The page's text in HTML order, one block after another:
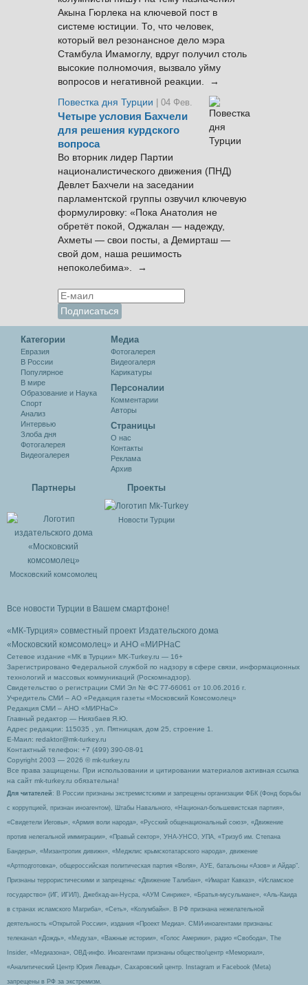
Акына Гюрлека на ключевой пост в
системе юстиции. То, что человек,
который вел резонансное дело мэра
Стамбула Имамоглу, вдруг получил столь
высокие полномочия, вызвало уйму
вопросов и негативной реакции. →
Повестка дня Турции
| 04 Фев.
Четыре условия Бахчели
для решения курдского
вопроса
Во вторник лидер Партии
националистического движения (ПНД)
Девлет Бахчели на заседании
парламентской группы озвучил ключевую
формулировку: «Пока Анатолия не
обретёт покой, Оджалан — надежду,
Ахметы — свои посты, а Демирташ —
свой дом, наша решимость
непоколебима». →
Категории
Евразия
В России
Популярное
В мире
Образование и Наука
Спорт
Анализ
Интервью
Злоба дня
Фотогалерея
Видеогалерея
Медиа
Фотогалерея
Видеогалеря
Карикатуры
Персоналии
Комментарии
Авторы
Cтраницы
О нас
Контакты
Реклама
Архив
Партнеры
Московский комсомолец
Проекты
Новости Турции
Все новости Турции в Вашем смартфоне!
«МК-Турция» совместный проект Издательского дома
«Московский комсомолец» и АНО «МИРНаС
Сетевое издание «МК в Турции» MK-Turkey.ru — 16+
Зарегистрировано Федеральной службой по надзору в сфере связи, информационных
технологий и массовых коммуникаций (Роскомнадзор).
Свидетельство о регистрации СМИ Эл № ФС 77-66061 от 10.06.2016 г.
Учредитель СМИ – АО «Редакция газеты «Московский Комсомолец»
Редакция СМИ – АНО «МИРНаС»
Главный редактор — Ниязбаев Я.Ю.
Адрес редакции: 115035 , ул. Пятницкая, дом 25, строение 1.
Е-Маил: redaktor@mk-turkey.ru
Контактный телефон: +7 (499) 390-08-91
Copyright 2003 — 2026 © mk-turkey.ru
Все права защищены. При использовании и цитировании материалов активная ссылка
на сайт mk-turkey.ru обязательна!
Для читателей : В России признаны экстремистскими и запрещены организации ФБК (Фонд борьбы
с коррупцией, признан иноагентом), Штабы Навального, «Национал-большевистская партия»,
«Свидетели Иеговы», «Армия воли народа», «Русский общенациональный союз», «Движение
против нелегальной иммиграции», «Правый сектор», УНА-УНСО, УПА, «Тризуб им. Степана
Бандеры», «Мизантропик дивижн», «Меджлис крымскотатарского народа», движение
«Артподготовка», общероссийская политическая партия «Воля», АУЕ, батальоны «Азов» и Айдар″.
Признаны террористическими и запрещены: «Движение Талибан», «Имарат Кавказ», «Исламское
государство» (ИГ, ИГИЛ), Джебхад-ан-Нусра, «АУМ Синрике», «Братья-мусульмане», «Аль-Каида
в странах исламского Магриба», «Сеть», «Колумбайн». В РФ признана нежелательной
деятельность «Открытой России», издания «Проект Медиа». СМИ-иноагентами признаны:
телеканал «Дождь», «Медуза», «Важные истории», «Голос Америки», радио «Свобода», The
Insider, «Медиазона», ОВД-инфо. Иноагентами признаны общество/центр «Мемориал»,
«Аналитический Центр Юрия Левады», Сахаровский центр. Instagram и Facebook (Metа)
запрещены в РФ за экстремизм.